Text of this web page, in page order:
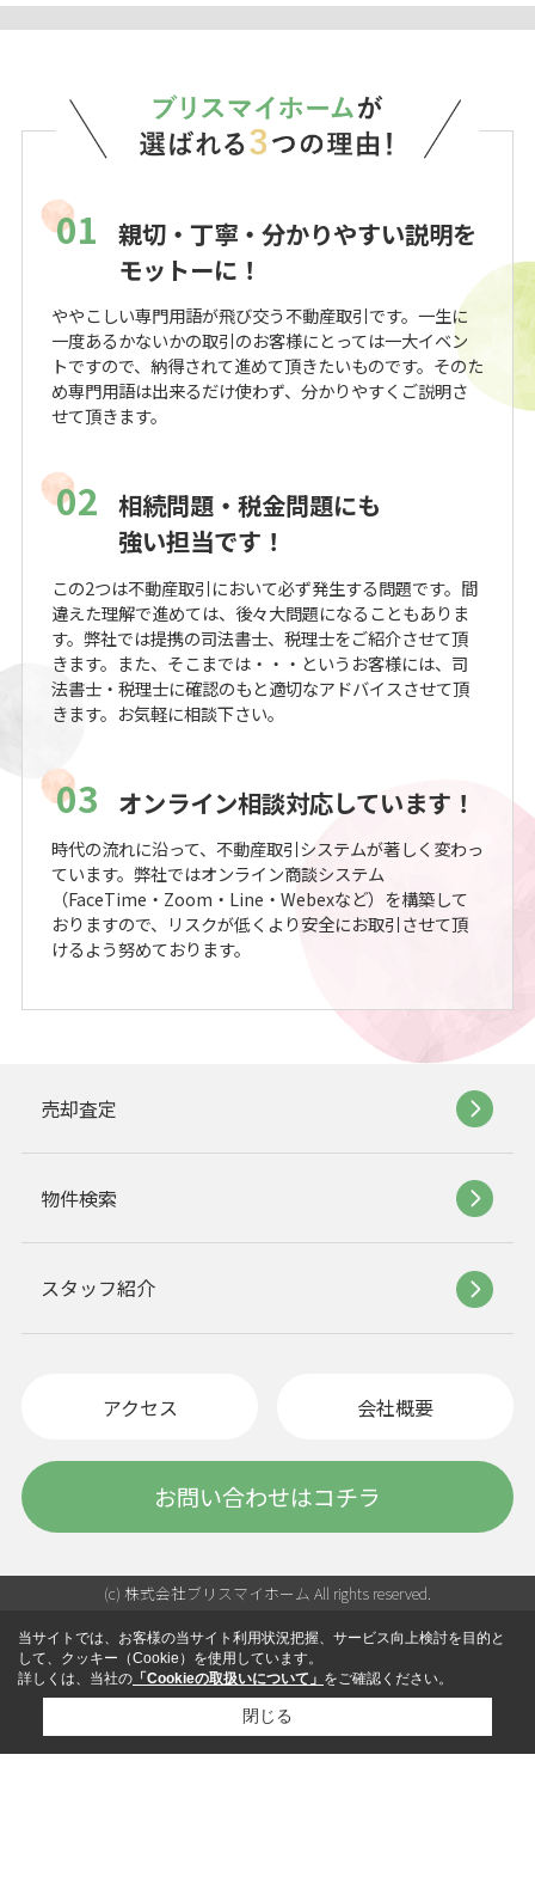
01
親切・丁寧・分かりやすい説明を
モットーに！
ややこしい専門用語が飛び交う不動産取引です。一生に
一度あるかないかの取引のお客様にとっては一大イベン
トですので、納得されて進めて頂きたいものです。そのた
め専門用語は出来るだけ使わず、分かりやすくご説明さ
せて頂きます。
02 相続問題・税金問題にも
強い担当です！
この2つは不動産取引において必ず発生する問題です。間
違えた理解で進めては、後々大問題になることもありま
す。弊社では提携の司法書士、税理士をご紹介させて頂
きます。また、そこまでは・・・というお客様には、司
法書士・税理士に確認のもと適切なアドバイスさせて頂
きます。お気軽に相談下さい。
03 オンライン相談対応しています！
時代の流れに沿って、不動産取引システムが著しく変わっ
ています。弊社ではオンライン商談システム
（FaceTime・Zoom・Line・Webexなど）を構築して
おりますので、リスクが低くより安全にお取引させて頂
けるよう努めております。
売却査定
物件検索
スタッフ紹介
アクセス 会社概要
お問い合わせはコチラ
(c) 株式会社ブリスマイホーム All rights reserved.
当サイトでは、お客様の当サイト利用状況把握、サービス向上検討を目的と
して、クッキー（Cookie）を使用しています。
詳しくは、当社の 「Cookieの取扱いについて」 をご確認ください。
閉じる